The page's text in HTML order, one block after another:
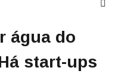
água do
start-ups